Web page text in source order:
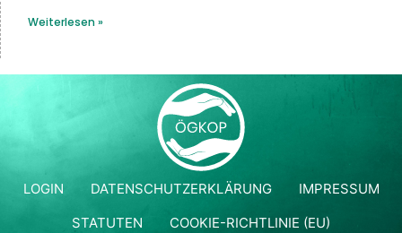
Weiterlesen »
LOGIN DATENSCHUTZERKLÄRUNG
IMPRESSUM
STATUTEN
COOKIE-RICHTLINIE (EU)